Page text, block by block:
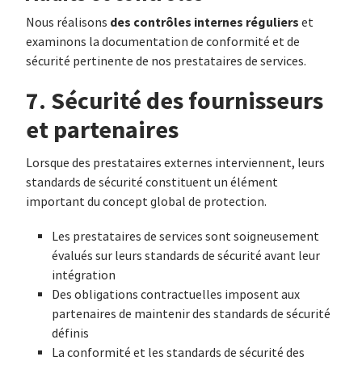
Nous réalisons des contrôles internes réguliers et
examinons la documentation de conformité et de
sécurité pertinente de nos prestataires de services.
7. Sécurité des fournisseurs
et partenaires
Lorsque des prestataires externes interviennent, leurs
standards de sécurité constituent un élément
important du concept global de protection.
Les prestataires de services sont soigneusement
évalués sur leurs standards de sécurité avant leur
intégration
Des obligations contractuelles imposent aux
partenaires de maintenir des standards de sécurité
définis
La conformité et les standards de sécurité des